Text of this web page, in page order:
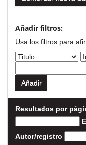
Añadir filtros:
Usa los filtros para
Resultados por
Autor/registro